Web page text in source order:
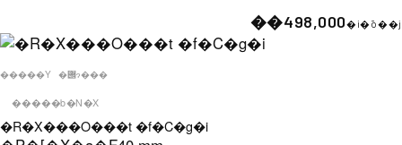
��498,000�i�ō��j
�����Y �݌ɂ���
�����b�N�X
�R�X���O���t �f�C�g�i